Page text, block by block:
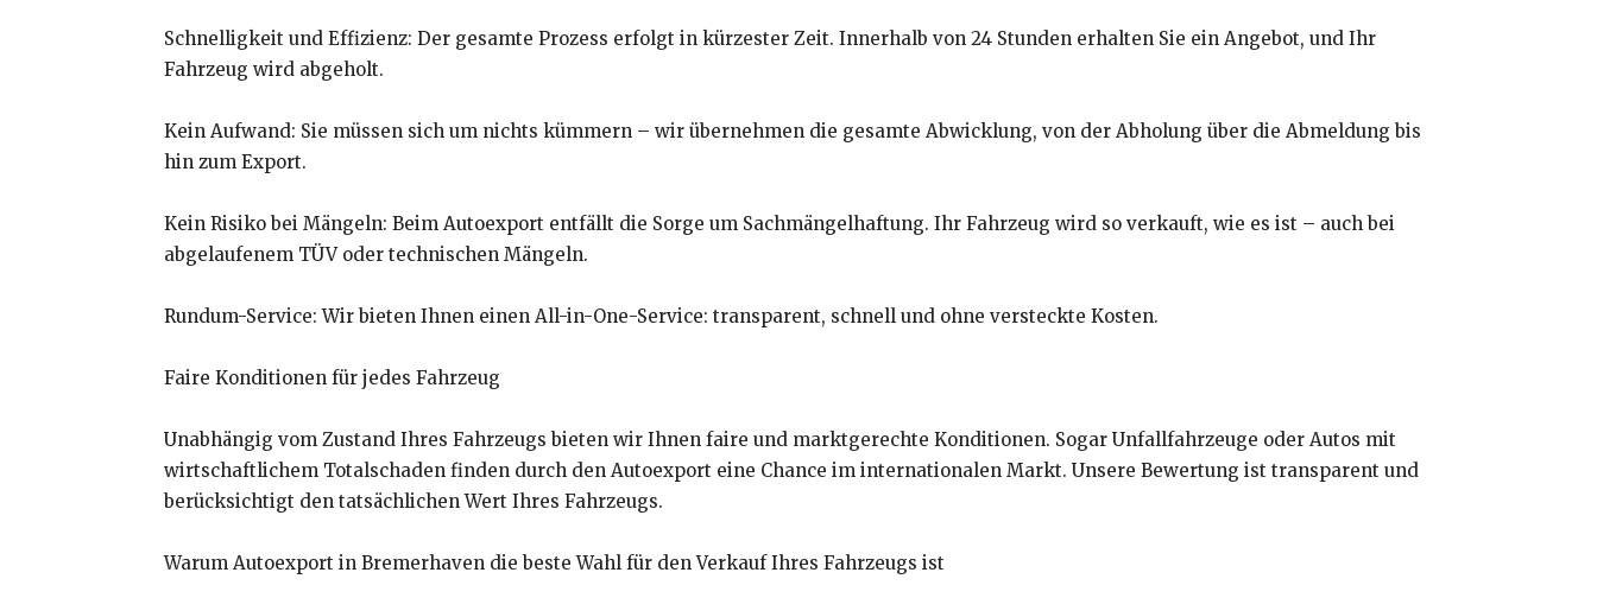
Schnelligkeit und Effizienz: Der gesamte Prozess erfolgt in kürzester Zeit. Innerhalb von 24 Stunden erhalten Sie ein Angebot, und Ihr
Fahrzeug wird abgeholt.
Kein Aufwand: Sie müssen sich um nichts kümmern – wir übernehmen die gesamte Abwicklung, von der Abholung über die Abmeldung bis
hin zum Export.
Kein Risiko bei Mängeln: Beim Autoexport entfällt die Sorge um Sachmängelhaftung. Ihr Fahrzeug wird so verkauft, wie es ist – auch bei
abgelaufenem TÜV oder technischen Mängeln.
Rundum-Service: Wir bieten Ihnen einen All-in-One-Service: transparent, schnell und ohne versteckte Kosten.
Faire Konditionen für jedes Fahrzeug
Unabhängig vom Zustand Ihres Fahrzeugs bieten wir Ihnen faire und marktgerechte Konditionen. Sogar Unfallfahrzeuge oder Autos mit
wirtschaftlichem Totalschaden finden durch den Autoexport eine Chance im internationalen Markt. Unsere Bewertung ist transparent und
berücksichtigt den tatsächlichen Wert Ihres Fahrzeugs.
Warum Autoexport in Bremerhaven die beste Wahl für den Verkauf Ihres Fahrzeugs ist